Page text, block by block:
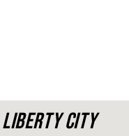
Liberty City